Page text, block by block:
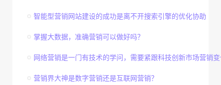
智能型营销网站建设的成功是离不开搜索引擎的优化协助
掌握大数据，准确营销可以做好吗？
网络营销是一门有技术的学问，需要紧跟科技创新市场营销
营销界大神是数字营销还是互联网营销？